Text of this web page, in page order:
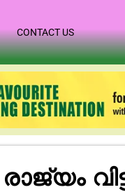
CONTACT US